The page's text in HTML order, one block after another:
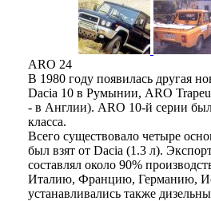
ARO 24
В 1980 году появилась другая
Dacia 10 в Румынии, ARO
- в Англии). ARO 10-й серии
класса.
Всего существовало четыре
был взят от Dacia (1.3 л).
составлял около 90%
Италию, Францию, Германию,
устанавливались также